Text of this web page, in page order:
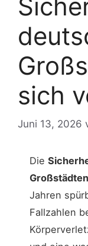
sich
Juni 13, 2026
Die
Großstädten
Jahren
Fallzahlen